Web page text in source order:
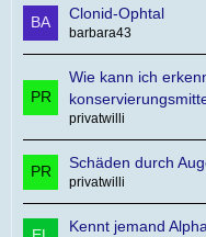
Clonid-Ophtal
barbara43
Wie kann ich
privatwilli
Schäden durch
privatwilli
Kennt jemand